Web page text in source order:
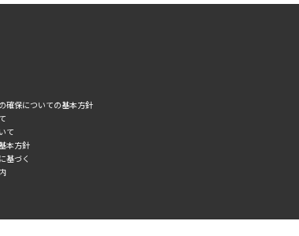
確保についての基本方針
て
本方針
基づく